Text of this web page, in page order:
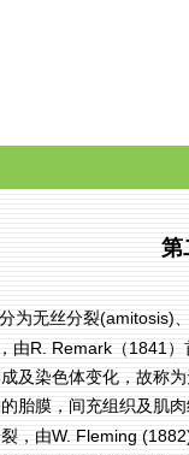
第
为无丝分裂(amitosis)
由R. Remark（1841）
及染色体变化，故称
胎膜，间充组织及肌
，由W. Fleming